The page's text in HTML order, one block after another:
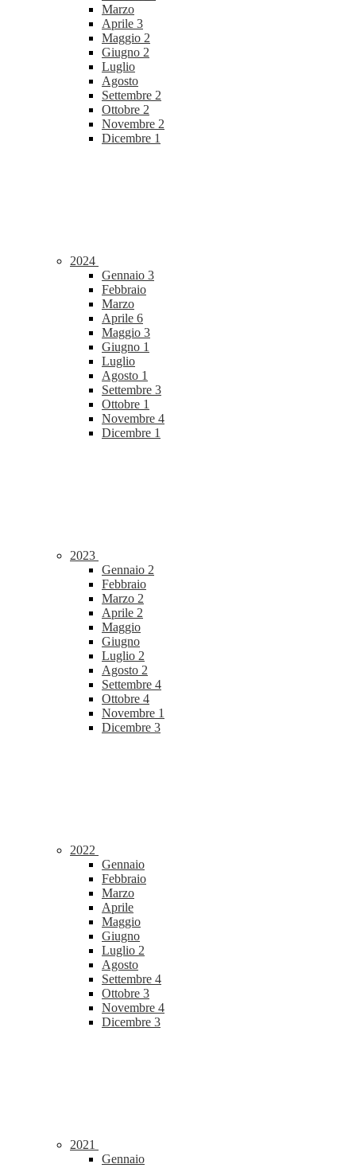
Marzo
Aprile 3
Maggio 2
Giugno 2
Luglio
Agosto
Settembre 2
Ottobre 2
Novembre 2
Dicembre 1
2024
Gennaio 3
Febbraio
Marzo
Aprile 6
Maggio 3
Giugno 1
Luglio
Agosto 1
Settembre 3
Ottobre 1
Novembre 4
Dicembre 1
2023
Gennaio 2
Febbraio
Marzo 2
Aprile 2
Maggio
Giugno
Luglio 2
Agosto 2
Settembre 4
Ottobre 4
Novembre 1
Dicembre 3
2022
Gennaio
Febbraio
Marzo
Aprile
Maggio
Giugno
Luglio 2
Agosto
Settembre 4
Ottobre 3
Novembre 4
Dicembre 3
2021
Gennaio